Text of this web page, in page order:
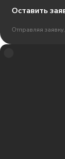
Оставить
Отправляя